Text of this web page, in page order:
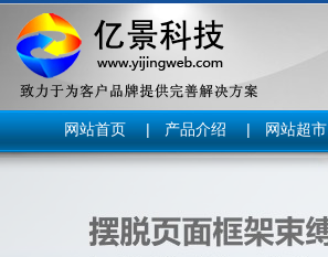
网站首页 | 产品介绍 | 网站超市